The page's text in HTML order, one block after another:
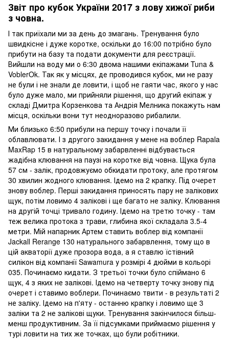
Звіт про кубок України 2017 з лову хижої риби
з човна.
І так приїхали ми за день до змагань. Тренування було
швидкісне і дуже коротке, оскільки до 16:00 потрібно було
прибути на базу та подати документи для реєстрації.
Вийшли на воду ми о 6:30 двома нашими екіпажами Tuna &
VoblerOk. Так як у місцях, де проводився кубок, ми не разу
не були і не знали де ловити, і щоб не гаяти час, якого у нас
було дуже мало, ми прийняли рішення, що другий екіпаж у
складі Дмитра Корзенкова та Андрія Мелника покажуть нам
місця, оскільки вони тут неодноразово рибалили.
Ми близько 6:50 прибули на першу точку і почали її
облавлювати. І з другого закидання у мене на воблер Rapala
MaxRap 15 в натуральному забарвленні відбувається
жадібна клювання на паузі на коротке від човна. Щука була
57 см - залік, продовжуємо обкидати протоку, але протягом
30 хвилин жодного клювання. Ідемо на 2 крапку. Під очерет
знову воблер. Перші закидання приносять пару не залікових
щук, потім ловимо 4 залікові і ще багато не заліку. Клювання
на другій точці тривало годину. Ідемо на третю точку - там
теж велика протока з трави, глибина якої складала 3.5-4
метри. Мій напарник Артем ставить воблер від компанії
Jackall Rerange 130 натурального забарвлення, тому що в
цій акваторії дуже прозора вода, а я ставлю їстівний
силікон від компанії Sawamura у розмірі 4 дюйми в кольорі
035. Починаємо кидати. З третьої точки було спіймано 6
щук, 4 з яких не залікові. Ідемо на четверту точку знову під
очерет і ставимо воблери. Починаємо твити - в результаті 2
не заліку. Ідемо на п'яту - останню крапку і ловимо ще 3
заліки та 2 не залікові щуки. Тренування закінчилося більш-
менш продуктивним. За її підсумками приймаємо рішення у
турі ловити на тих же точках, що були робітники.